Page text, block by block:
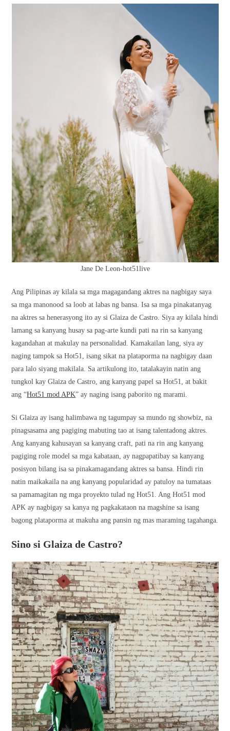
Jane De Leon-hot51live
Ang Pilipinas ay kilala sa mga magagandang aktres na nagbigay saya
sa mga manonood sa loob at labas ng bansa. Isa sa mga pinakatanyag
na aktres sa henerasyong ito ay si Glaiza de Castro. Siya ay kilala hindi
lamang sa kanyang husay sa pag-arte kundi pati na rin sa kanyang
kagandahan at makulay na personalidad. Kamakailan lang, siya ay
naging tampok sa Hot51, isang sikat na plataporma na nagbigay daan
para lalo siyang makilala. Sa artikulong ito, tatalakayin natin ang
tungkol kay Glaiza de Castro, ang kanyang papel sa Hot51, at bakit
ang “Hot51 mod APK” ay naging isang paborito ng marami.
Si Glaiza ay isang halimbawa ng tagumpay sa mundo ng showbiz, na
pinagsasama ang pagiging mabuting tao at isang talentadong aktres.
Ang kanyang kahusayan sa kanyang craft, pati na rin ang kanyang
pagiging role model sa mga kabataan, ay nagpapatibay sa kanyang
posisyon bilang isa sa pinakamagandang aktres sa bansa. Hindi rin
natin maikakaila na ang kanyang popularidad ay patuloy na tumataas
sa pamamagitan ng mga proyekto tulad ng Hot51. Ang Hot51 mod
APK ay nagbigay sa kanya ng pagkakataon na magshine sa isang
bagong plataporma at makuha ang pansin ng mas maraming tagahanga.
Sino si Glaiza de Castro?